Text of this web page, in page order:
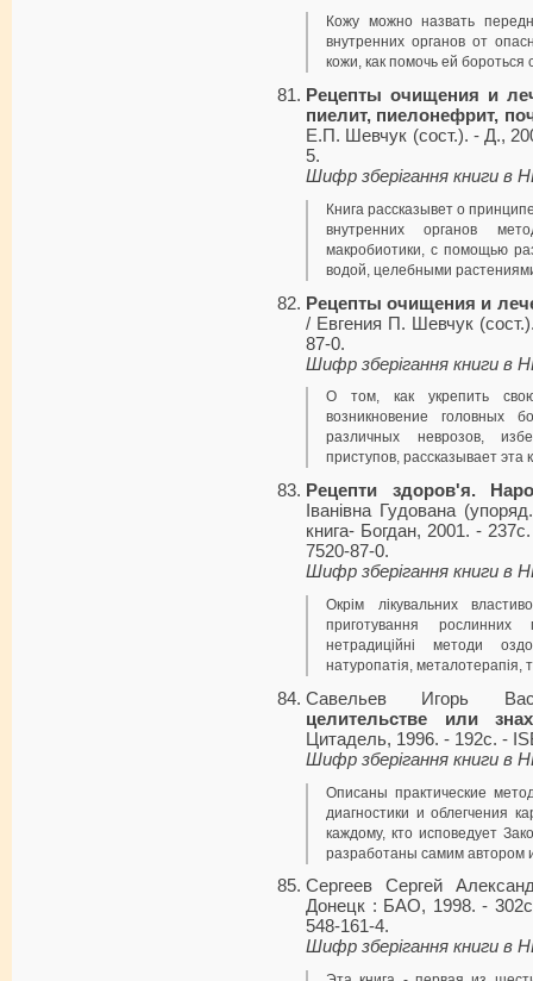
Кожу можно назвать
внутренних органов от
кожи, как помочь ей бороться
Рецепты очищения и
пиелит, пиелонефрит,
Е.П. Шевчук (сост.). - Д.,
5.
Шифр зберігання книги в
Книга рассказывет о
внутренних органов
макробиотики, с помощью
водой, целебными
Рецепты очищения и
/ Евгения П. Шевчук
87-0.
Шифр зберігання книги в
О том, как укрепить
возникновение головных
различных неврозов,
приступов, рассказывает эта
Рецепти здоров'я.
Іванівна Гудована
книга- Богдан, 2001. -
7520-87-0.
Шифр зберігання книги в
Окрім лікувальних
приготування
нетрадиційні методи
натуропатія, металотерапія,
Савельев Игорь
целительстве или
Цитадель, 1996. - 192с. -
Шифр зберігання книги в
Описаны практические
диагностики и облегчения
каждому, кто исповедует
разработаны самим автором
Сергеев Сергей
Донецк : БАО, 1998. -
548-161-4.
Шифр зберігання книги в